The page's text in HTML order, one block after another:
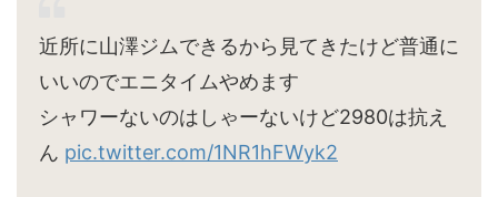
近所に山澤ジムできるから見てきたけど普通に
いいのでエニタイムやめます
シャワーないのはしゃーないけど2980は抗え
ん pic.twitter.com/1NR1hFWyk2